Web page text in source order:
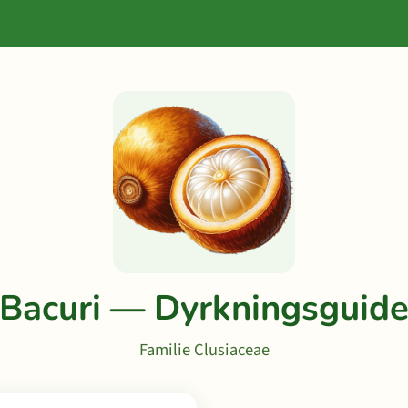
Bacuri — Dyrkningsguide
Familie Clusiaceae